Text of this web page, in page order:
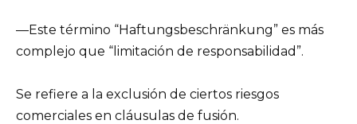
—Este término “Haftungsbeschränkung” es más
complejo que “limitación de responsabilidad”.
Se refiere a la exclusión de ciertos riesgos
comerciales en cláusulas de fusión.